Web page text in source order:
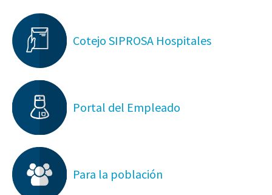
Cotejo SIPROSA Hospitales
Portal del Empleado
Para la población